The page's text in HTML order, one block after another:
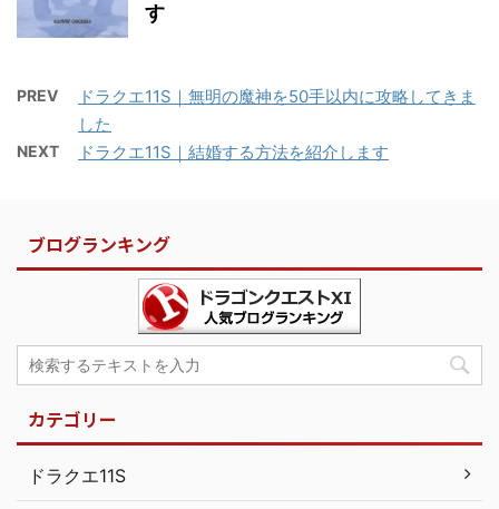
す
PREV
ドラクエ11S｜無明の魔神を50手以内に攻略してきま
した
NEXT ドラクエ11S｜結婚する方法を紹介します
ブログランキング
カテゴリー
ドラクエ11S